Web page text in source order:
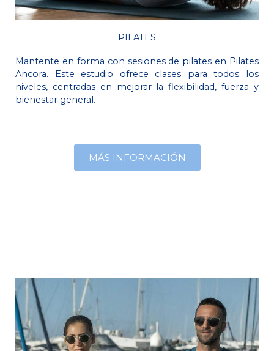
PILATES
Mantente en forma con sesiones de pilates en Pilates
Ancora. Este estudio ofrece clases para todos los
niveles, centradas en mejorar la flexibilidad, fuerza y
bienestar general.
MÁS INFORMACIÓN